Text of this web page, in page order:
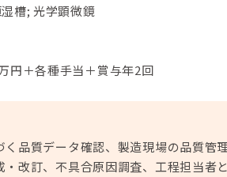
槽; 光学顕微鏡
円＋各種手当＋賞与年2回
く品質データ確認、製造現場の品質
・改訂、不具合原因調査、工程担当者